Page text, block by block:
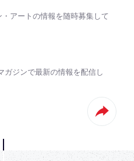
アートの情報を随時募集して
ガジンで最新の情報を配信し